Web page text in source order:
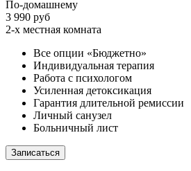
По-домашнему
3 990 руб
2-х местная комната
Все опции «Бюджетно»
Индивидуальная терапия
Работа с психологом
Усиленная детоксикация
Гарантия длительной ремиссии
Личный санузел
Больничный лист
Записаться